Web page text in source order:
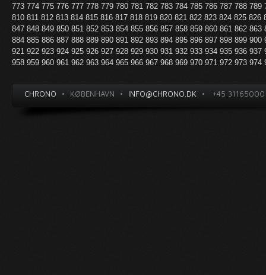
773 774 775 776 777 778 779 780 781 782 783 784 785 786 787 788 789
810 811 812 813 814 815 816 817 818 819 820 821 822 823 824 825 826
847 848 849 850 851 852 853 854 855 856 857 858 859 860 861 862 863
884 885 886 887 888 889 890 891 892 893 894 895 896 897 898 899 900
921 922 923 924 925 926 927 928 929 930 931 932 933 934 935 936 937
958 959 960 961 962 963 964 965 966 967 968 969 970 971 972 973 974
CHRONO • KØBENHAVN • INFO@CHRONO.DK • +45 31165000